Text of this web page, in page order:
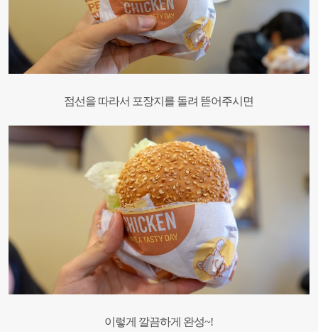
점선을 따라서 포장지를 돌려 뜯어주시면
이렇게 깔끔하게 완성~!